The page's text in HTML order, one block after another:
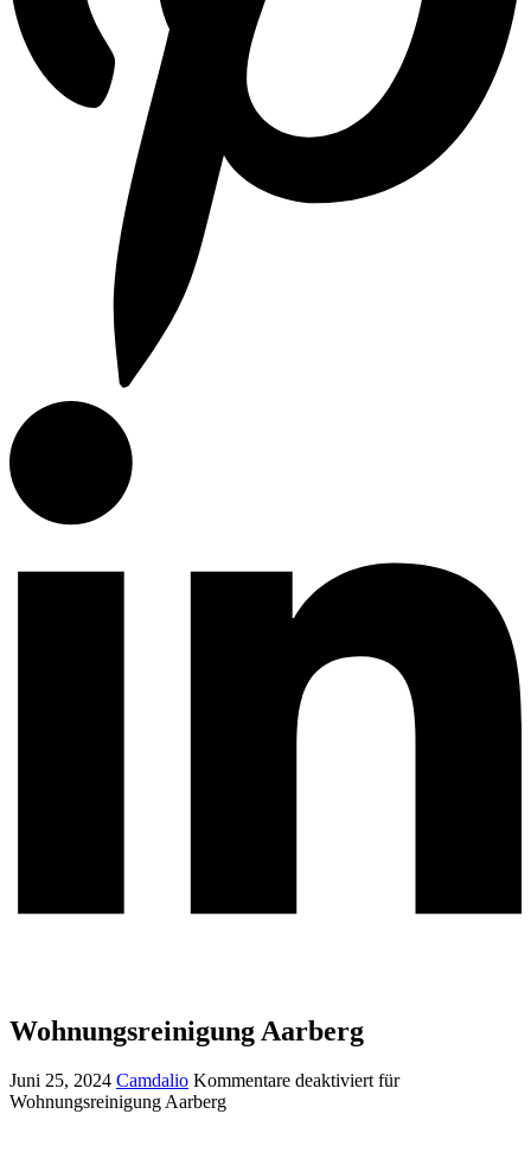
Wohnungsreinigung Aarberg
Juni 25, 2024 Camdalio Kommentare deaktiviertfür
Wohnungsreinigung Aarberg